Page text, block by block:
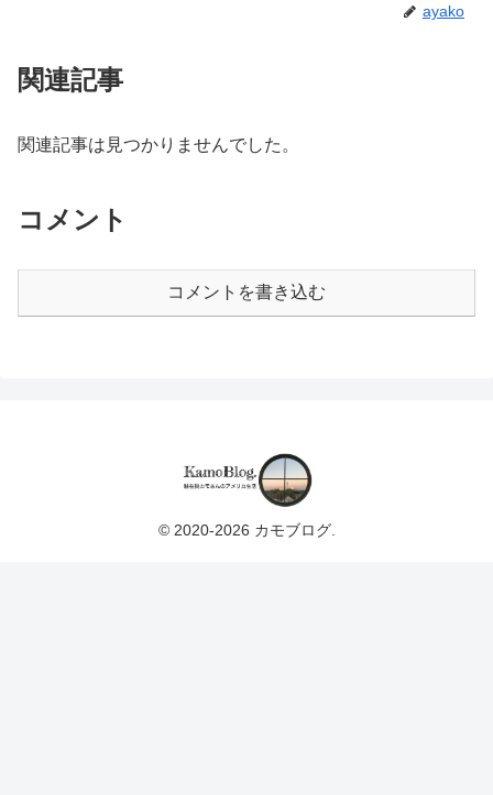
ayako
関連記事
関連記事は見つかりませんでした。
コメント
コメントを書き込む
© 2020-2026 カモブログ.